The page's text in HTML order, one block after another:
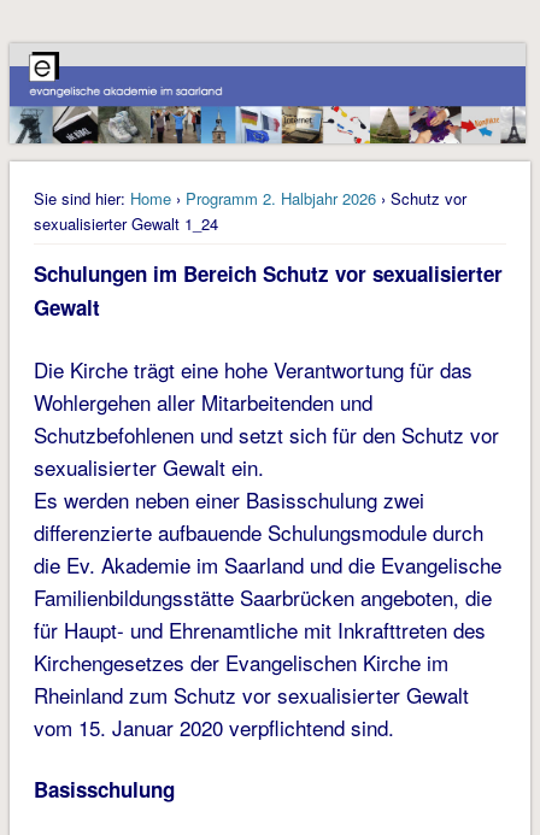
Sie sind hier: Home› Programm 2. Halbjahr 2026› Schutz vor
sexualisierter Gewalt 1_24
Schulungen im Bereich Schutz vor sexualisierter
Gewalt
Die Kirche trägt eine hohe Verantwortung für das
Wohlergehen aller Mitarbeitenden und
Schutzbefohlenen und setzt sich für den Schutz vor
sexualisierter Gewalt ein.
Es werden neben einer Basisschulung zwei
differenzierte aufbauende Schulungsmodule durch
die Ev. Akademie im Saarland und die Evangelische
Familienbildungsstätte Saarbrücken angeboten, die
für Haupt- und Ehrenamtliche mit Inkrafttreten des
Kirchengesetzes der Evangelischen Kirche im
Rheinland zum Schutz vor sexualisierter Gewalt
vom 15. Januar 2020 verpflichtend sind.
Basisschulung